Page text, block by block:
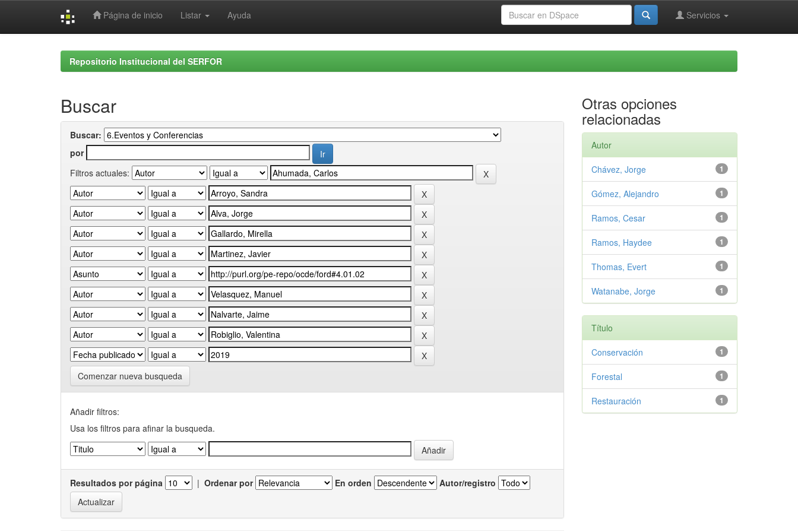
Página de inicio Listar Ayuda Servicios
Repositorio Institucional del SERFOR
Buscar
Buscar:
por
Filtros actuales:
Comenzar nueva busqueda
Añadir filtros:
Usa los filtros para afinar la busqueda.
Resultados por página | Ordenar por En orden Autor/registro
Otras opciones
relacionadas
Autor
1
Chávez, Jorge
1
Gómez, Alejandro
1
Ramos, Cesar
1
Ramos, Haydee
1
Thomas, Evert
1
Watanabe, Jorge
Título
1
Conservación
1
Forestal
1
Restauración